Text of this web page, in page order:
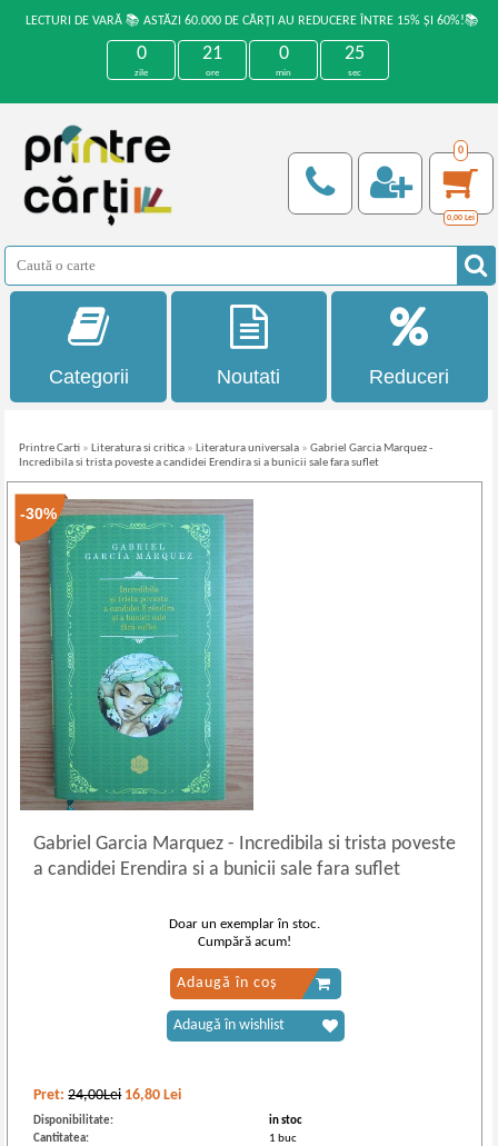
LECTURI DE VARĂ 📚 ASTĂZI 60.000 DE CĂRȚI AU REDUCERE ÎNTRE 15% ȘI 60%!📚
0
zile
21
ore
0
min
24
sec
0
0,00 Lei
Categorii Noutati Reduceri
Printre Carti » Literatura si critica » Literatura universala »Gabriel Garcia Marquez -
Incredibila si trista poveste a candidei Erendira si a bunicii sale fara suflet
-30%
Gabriel Garcia Marquez- Incredibila si trista poveste
a candidei Erendira si a bunicii sale fara suflet
Pret:24,00Lei 16,80 Lei
Disponibilitate:
in stoc
Cantitatea:
1 buc
Doar un exemplar în stoc.
Cumpără acum!
Adaugă în coș
Adaugă în wishlist